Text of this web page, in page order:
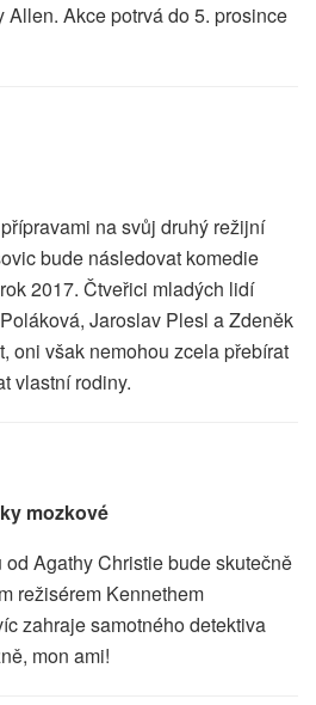
Allen. Akce potrvá do 5. prosince
na svůj druhý režijní
bude následovat komedie
2017. Čtveřici mladých lidí
Jaroslav Plesl a Zdeněk
oni však nemohou zcela přebírat
vlastní rodiny.
mozkové
Agathy Christie bude skutečně
režisérem Kennethem
zahraje samotného detektiva
mon ami!